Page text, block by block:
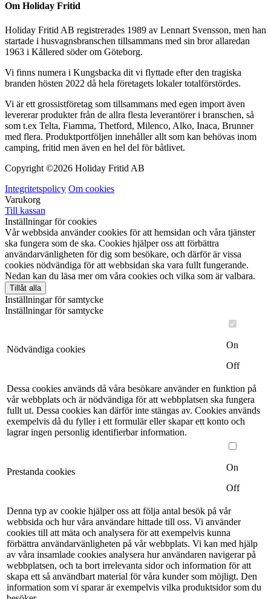
Om Holiday Fritid
Holiday Fritid AB registrerades 1989 av Lennart Svensson, men han
startade i husvagnsbranschen tillsammans med sin bror allaredan
1963 i Kållered söder om Göteborg.
Vi finns numera i Kungsbacka dit vi flyttade efter den tragiska
branden hösten 2022 då hela företagets lokaler totalförstördes.
Vi är ett grossistföretag som tillsammans med egen import även
levererar produkter från de allra flesta leverantörer i branschen, så
som t.ex Telta, Fiamma, Thetford, Milenco, Alko, Inaca, Brunner
med flera. Produktportföljen innehåller allt som kan behövas inom
camping, fritid men även en hel del för båtlivet.
Copyright ©2026 Holiday Fritid AB
Integritetspolicy Om cookies
Varukorg
Till kassan
Inställningar för cookies
Vår webbsida använder cookies för att hemsidan och våra tjänster
ska fungera som de ska. Cookies hjälper oss att förbättra
användarvänligheten för dig som besökare, och därför är vissa
cookies nödvändiga för att webbsidan ska vara fullt fungerande.
Nedan kan du läsa mer om våra cookies och vilka som är valbara.
Tillåt alla
Inställningar för samtycke
Inställningar för samtycke
Nödvändiga cookies
On
Off
Dessa cookies används då våra besökare använder en funktion på
vår webbplats och är nödvändiga för att webbplatsen ska fungera
fullt ut. Dessa cookies kan därför inte stängas av. Cookies används
exempelvis då du fyller i ett formulär eller skapar ett konto och
lagrar ingen personlig identifierbar information.
Prestanda cookies
On
Off
Denna typ av cookie hjälper oss att följa antal besök på vår
webbsida och hur våra användare hittade till oss. Vi använder
cookies till att mäta och analysera för att exempelvis kunna
förbättra användarvänligheten på vår webbplats. Vi kan med hjälp
av våra insamlade cookies analysera hur användaren navigerar på
webbplatsen, och ta bort irrelevanta sidor och information för att
skapa ett så användbart material för våra kunder som möjligt. Den
information som vi sparar är exempelvis vilka produktsidor som du